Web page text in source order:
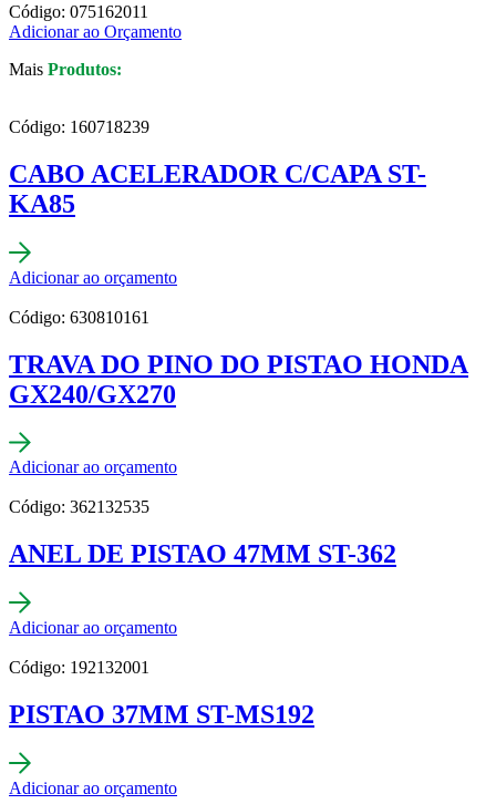
Código: 075162011
Adicionar ao Orçamento
Mais Produtos:
Código: 160718239
CABO ACELERADOR C/CAPA ST-
KA85
Adicionar ao orçamento
Código: 630810161
TRAVA DO PINO DO PISTAO HONDA
GX240/GX270
Adicionar ao orçamento
Código: 362132535
ANEL DE PISTAO 47MM ST-362
Adicionar ao orçamento
Código: 192132001
PISTAO 37MM ST-MS192
Adicionar ao orçamento